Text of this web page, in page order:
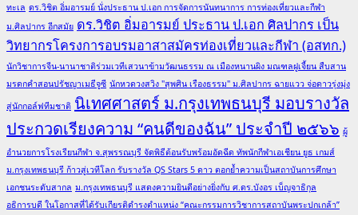
ทะเล ดร.วิชิต อิ่มอารมย์ นั่งประธาน ป.เอก การจัดการนันทนาการ การท่องเที่ยวและกีฬา
ม.ศิลปากร อีกสมัย ดร.วิชิต อิ่มอารมย์ ประธาน ป.เอก ศิลปากร เป็น
วิทยากรโครงการอบรมอาสาสมัครท่องเที่ยวและกีฬา (อสทก.)
นักวิชาการจีน-นานาชาติร่วมเวทีเสวนาข้ามวัฒนธรรม ณ เมืองหนานผิง มณฑลฝูเจี้ยน สืบสาน
มรดกคำสอนปรัชญาเมธีจูซี นักหวดวงสวิง "สุพศิน เรืองธรรม" ม.ศิลปากร ฉายแวว จ่อดาวรุ่งมุ่ง
สู่นักกอล์ฟทีมชาติ นิเทศศาสตร์ ม.กรุงเทพธนบุรี มอบรางวัล
ประกวดเรียงความ “คนดีของฉัน” ประจำปี ๒๕๖๖ ผู้
อำนวยการโรงเรียนกีฬา จ.สุพรรณบุรี จัดพิธีต้อนรับพร้อมอัดฉีด ทัพนักกีฬาเอเชียน ยูธ เกมส์
ม.กรุงเทพธนบุรี ก้าวสู่เวทีโลก รับรางวัล QS Stars 5 ดาว ตอกย้ำความเป็นสถาบันการศึกษา
เอกชนระดับสากล ม.กรุงเทพธนบุรี แสดงความยินดีอย่างยิ่งกับ ศ.ดร.บังอร เบ็ญจาธิกุล
อธิการบดี ในโอกาสที่ได้รับเกียรติดำรงตำแหน่ง “คณะกรรมการวิชาการสถาบันพระปกเกล้า”